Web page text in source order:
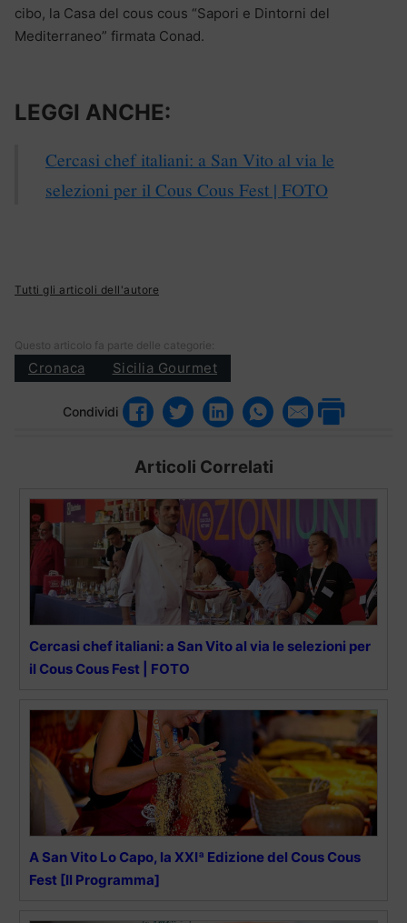
cibo, la Casa del cous cous “Sapori e Dintorni del
Mediterraneo” firmata Conad.
LEGGI ANCHE:
Cercasi chef italiani: a San Vito al via le
selezioni per il Cous Cous Fest | FOTO
Tutti gli articoli dell'autore
Questo articolo fa parte delle categorie:
Cronaca Sicilia Gourmet
Condividi
Articoli Correlati
Cercasi chef italiani: a San Vito al via le selezioni per
il Cous Cous Fest | FOTO
A San Vito Lo Capo, la XXIª Edizione del Cous Cous
Fest [Il Programma]